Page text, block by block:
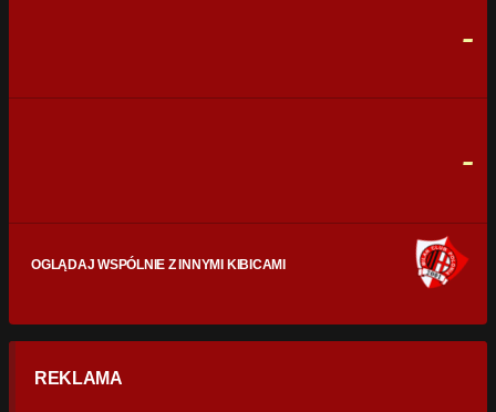
-
-
OGLĄDAJ WSPÓLNIE Z INNYMI KIBICAMI
REKLAMA